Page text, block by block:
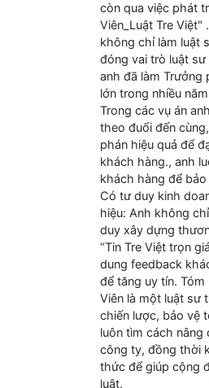
còn qua việc phát
Viên_Luật Tre Việt"
không chỉ làm luật
đóng vai trò luật
anh đã làm Trưởng
lớn trong nhiều
Trong các vụ án
theo đuổi đến
phán hiệu quả để
khách hàng., anh
khách hàng để
Có tư duy kinh
hiệu: Anh không
duy xây dựng
“Tin Tre Việt trọn
dung feedback
để tăng uy tín. Tóm
Viên là một luật sư
chiến lược, bảo vệ
luôn tìm cách nâng
công ty, đồng thời
thức để giúp cộng
luật.